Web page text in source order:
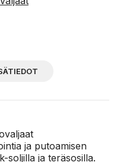
ja putoamisen
soljilla ja teräsosilla.